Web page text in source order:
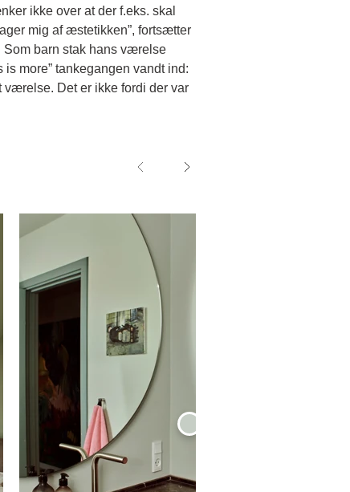
ikke over at der f.eks. skal
mig af æstetikken”, fortsætter
Som barn stak hans værelse
more” tankegangen vandt ind:
værelse. Det er ikke fordi der var